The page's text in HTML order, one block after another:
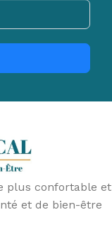
plus confortable et
et de bien-être